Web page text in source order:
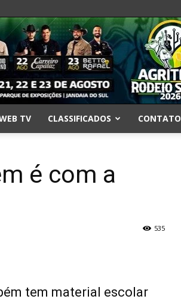
TV CLASSIFICADOS CONTATO
é com a
535
tem material escolar